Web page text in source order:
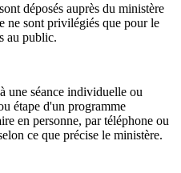
déposés auprès du ministère
ne sont privilégiés que pour le
au public.
séance individuelle ou
étape d'un programme
en personne, par téléphone ou
ce que précise le ministère.